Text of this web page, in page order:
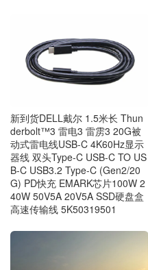
新到货DELL戴尔 1.5米长 Thun
derbolt™3 雷电3 雷雳3 20G被
动式雷电线USB-C 4K60Hz显示
器线 双头Type-C USB-C TO US
B-C USB3.2 Type-C (Gen2/20
G) PD快充 EMARK芯片100W 2
40W 50V5A 20V5A SSD硬盘盒
高速传输线 5K50319501